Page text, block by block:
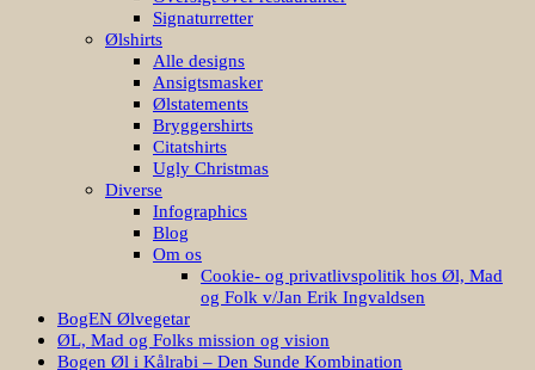
Alle designs
Ansigtsmasker
Ølstatements
Bryggershirts
Citatshirts
Ugly Christmas
Diverse
Infographics
Blog
Om os
BogEN Ølvegetar
ØL, Mad og Folks mission og vision
Bogen Øl i Kålrabi – Den Sunde Kombination
Crowdfunding – Plantebaserede Juleklassikere
Forside – Divi